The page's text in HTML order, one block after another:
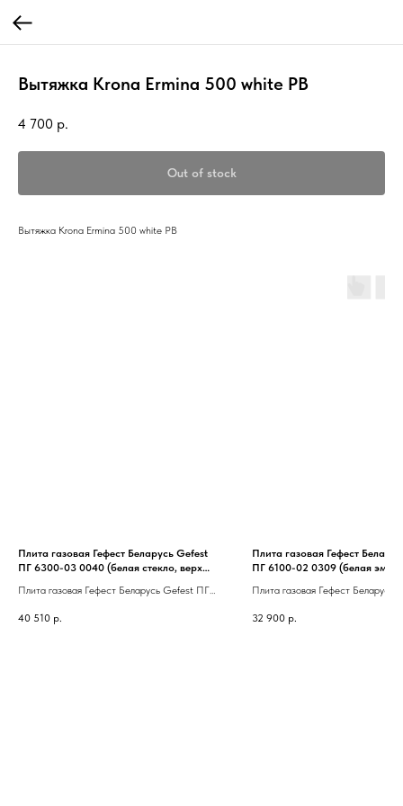
Вытяжка Krona Ermina 500 white PB
4 700 р.
Out of stock
Вытяжка Krona Ermina 500 white PB
Плита газовая Гефест Беларусь Gefest
ПГ 6300-03 0040 (белая стекло, верх
контроль,гриль,вертел)
Плита газовая Гефест Беларусь Gefest ПГ
эмаль,чугун,таймер,газ-
40 510 р.
Плита газовая Гефест
ПГ 6100-02 0309 (белая
Плита газовая Гефест Беларусь
гриль,розжиг, газ-контроль)
32 900 р.